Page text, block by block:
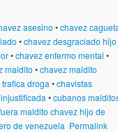
asesino •chavez
•chavez desgraciado hijo
•chavez enfermo mental •
maldito •chavez maldito
droga •chavistas
•cubanos
maldito chavez hijo de
de venezuela Permalink